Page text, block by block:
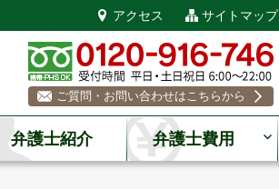
アクセス サイトマップ
ご質問・お問い合わせはこちらから
弁護士紹介 弁護士費用